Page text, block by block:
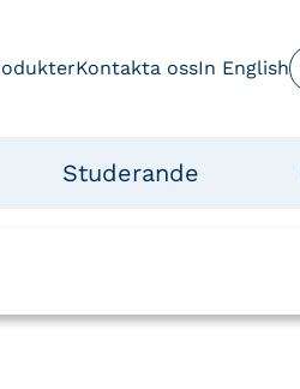
Kontakta ossIn English
Studerande